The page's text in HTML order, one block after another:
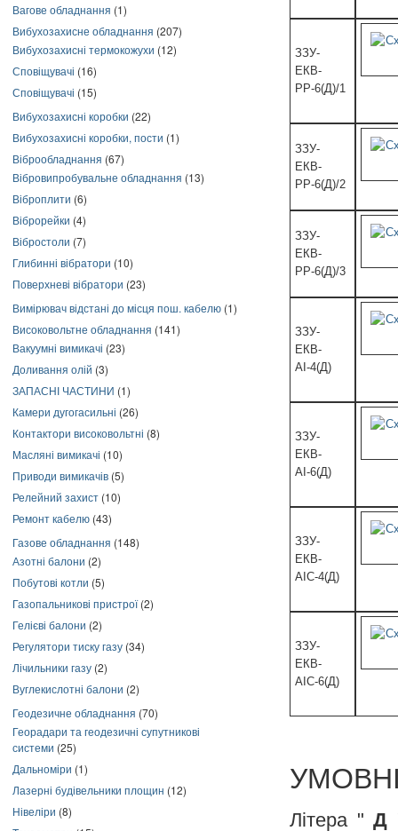
Вагове обладнання (1)
Вибухозахисне обладнання (207)
Вибухозахисні термокожухи (12)
Сповіщувачі (16)
Сповіщувачі (15)
Вибухозахисні коробки (22)
Вибухозахисні коробки, пости (1)
Віброобладнання (67)
Вібровипробувальне обладнання (13)
Віброплити (6)
Віброрейки (4)
Вібростоли (7)
Глибинні вібратори (10)
Поверхневі вібратори (23)
Вимірювач відстані до місця пош. кабелю (1)
Високовольтне обладнання (141)
Вакуумні вимикачі (23)
Доливання олій (3)
ЗАПАСНІ ЧАСТИНИ (1)
Камери дугогасильні (26)
Контактори високовольтні (8)
Масляні вимикачі (10)
Приводи вимикачів (5)
Релейний захист (10)
Ремонт кабелю (43)
Газове обладнання (148)
Азотні балони (2)
Побутові котли (5)
Газопальникові пристрої(2)
Гелієві балони (2)
Регулятори тиску газу (34)
Лічильники газу (2)
Вуглекислотні балони (2)
Геодезичне обладнання (70)
Георадари та геодезичні супутникові
системи (25)
Дальноміри (1)
Лазерні будівельники площин (12)
Нівеліри (8)
ЗЗУ-
ЕКВ-
РР-6(Д)/1
ЗЗУ-
ЕКВ-
РР-6(Д)/2
ЗЗУ-
ЕКВ-
РР-6(Д)/3
ЗЗУ-
ЕКВ-
АІ-4(Д)
ЗЗУ-
ЕКВ-
АІ-6(Д)
ЗЗУ-
ЕКВ-
АІС-4(Д)
ЗЗУ-
ЕКВ-
АІС-6(Д)
Літера "Д